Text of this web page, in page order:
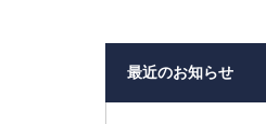
最近のお知らせ